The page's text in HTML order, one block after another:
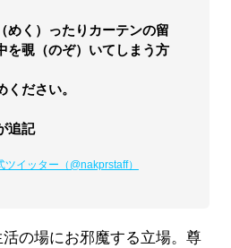
めく）ったりカーテンの留
を覗（のぞ）いてしまう方
ださい。
追記
イッター（@nakprstaff）
活の場にお邪魔する立場。尊